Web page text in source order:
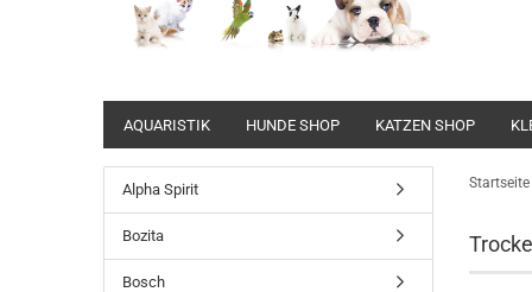
AQUARISTIK HUNDE SHOP KATZEN SHOP
Startseite
Alpha Spirit
Bozita
Bosch